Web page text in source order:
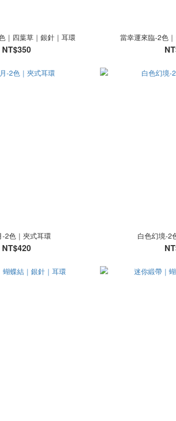
｜四葉草｜銀針｜耳環
NT$350
當幸運來臨-2色
-2色｜夾式耳環
NT$420
白色幻境-2